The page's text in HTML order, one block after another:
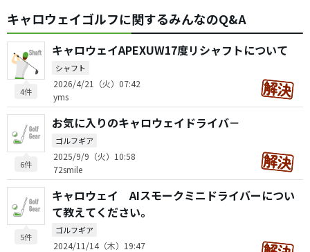
キャロウェイゴルフに関するみんなのQ&A
4件
キャロウェイAPEXUW17度リシャフトについて
シャフト
2026/4/21（火）07:42
yms
6件
お気に入りのキャロウェイドライバ－
ゴルフギア
2025/9/9（火）10:58
72smile
5件
キャロウェイ AIスモークミニドライバーについ
て教えてください。
ゴルフギア
2024/11/14（木）19:47